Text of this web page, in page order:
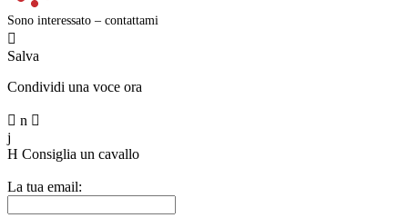
Sono interessato – contattami

Salva
Condividi una voce ora
 n 
j
H Consiglia un cavallo
La tua email: